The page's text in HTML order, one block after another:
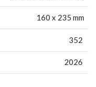
160 x 235 mm
352
2026